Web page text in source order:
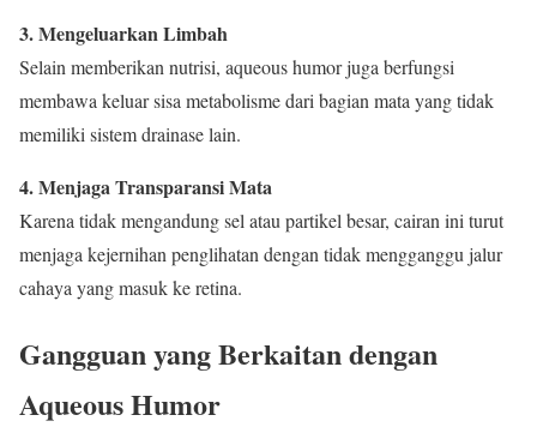
3. Mengeluarkan Limbah
Selain memberikan nutrisi, aqueous humor juga berfungsi
membawa keluar sisa metabolisme dari bagian mata yang tidak
memiliki sistem drainase lain.
4. Menjaga Transparansi Mata
Karena tidak mengandung sel atau partikel besar, cairan ini turut
menjaga kejernihan penglihatan dengan tidak mengganggu jalur
cahaya yang masuk ke retina.
Gangguan yang Berkaitan dengan
Aqueous Humor